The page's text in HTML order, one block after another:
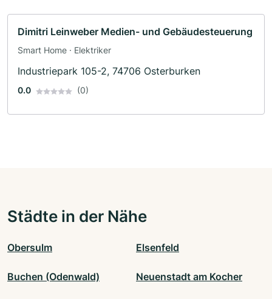
Dimitri Leinweber Medien- und Gebäudesteuerung
Smart Home · Elektriker
Industriepark 105-2, 74706 Osterburken
0.0 (0)
Städte in der Nähe
Obersulm Elsenfeld
Buchen (Odenwald) Neuenstadt am Kocher